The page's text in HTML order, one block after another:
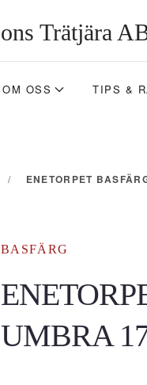
OM OSS TIPS &
ENETORPET
BASFÄRG
UMBRA